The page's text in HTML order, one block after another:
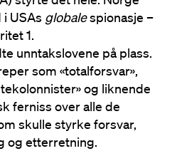
USAs globalespionasje –
1.
unntakslovene på plass.
som «totalforsvar»,
og liknende
ferniss over alle de
skulle styrke forsvar,
og etterretning.